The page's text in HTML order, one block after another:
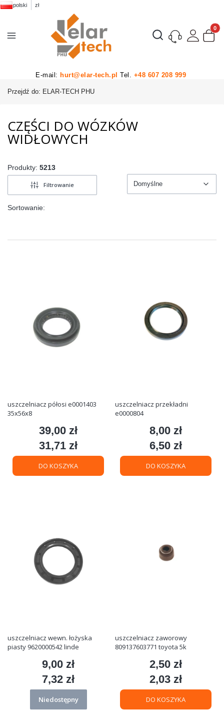
polski zł
Otwórz wyszukiwarkę
E-mail: hurt@elar-tech.pl Tel. +48 607 208 999
Przejdź do: ELAR-TECH PHU
CZĘŚCI DO WÓZKÓW
WIDŁOWYCH
Produkty: 5213
Filtrowanie
Sortowanie:
Domyślne
uszczelniacz półosi e0001403
35x56x8
Cena
39,00 zł
Cena
31,71 zł
DO KOSZYKA
uszczelniacz przekładni
e0000804
Cena
8,00 zł
Cena
6,50 zł
DO KOSZYKA
uszczelniacz wewn. łożyska
piasty 9620000542 linde
Cena
9,00 zł
Cena
7,32 zł
Niedostępny
uszczelniacz zaworowy
809137603771 toyota 5k
Cena
2,50 zł
Cena
2,03 zł
DO KOSZYKA